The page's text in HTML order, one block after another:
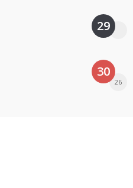
29
30
26